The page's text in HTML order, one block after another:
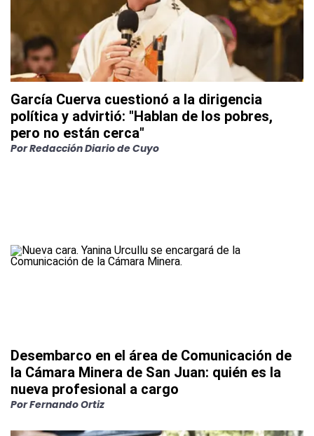
García Cuerva cuestionó a la dirigencia
política y advirtió: "Hablan de los pobres,
pero no están cerca"
PorRedacción Diario de Cuyo
Desembarco en el área de Comunicación de
la Cámara Minera de San Juan: quién es la
nueva profesional a cargo
PorFernando Ortiz